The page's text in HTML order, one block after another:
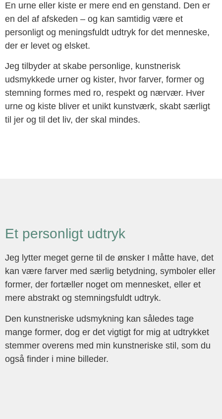
En urne eller kiste er mere end en genstand. Den er
en del af afskeden – og kan samtidig være et
personligt og meningsfuldt udtryk for det menneske,
der er levet og elsket.
Jeg tilbyder at skabe personlige, kunstnerisk
udsmykkede urner og kister, hvor farver, former og
stemning formes med ro, respekt og nærvær. Hver
urne og kiste bliver et unikt kunstværk, skabt særligt
til jer og til det liv, der skal mindes.
Et personligt udtryk
Jeg lytter meget gerne til de ønsker I måtte have, det
kan være farver med særlig betydning, symboler eller
former, der fortæller noget om mennesket, eller et
mere abstrakt og stemningsfuldt udtryk.
Den kunstneriske udsmykning kan således tage
mange former, dog er det vigtigt for mig at udtrykket
stemmer overens med min kunstneriske stil, som du
også finder i mine billeder.